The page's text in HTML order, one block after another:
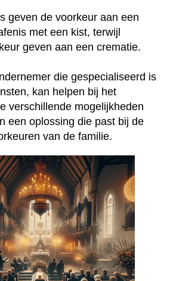
geven de voorkeur aan een
met een kist, terwijl
geven aan een crematie.
die gespecialiseerd is
kan helpen bij het
verschillende mogelijkheden
een oplossing die past bij de
van de familie.